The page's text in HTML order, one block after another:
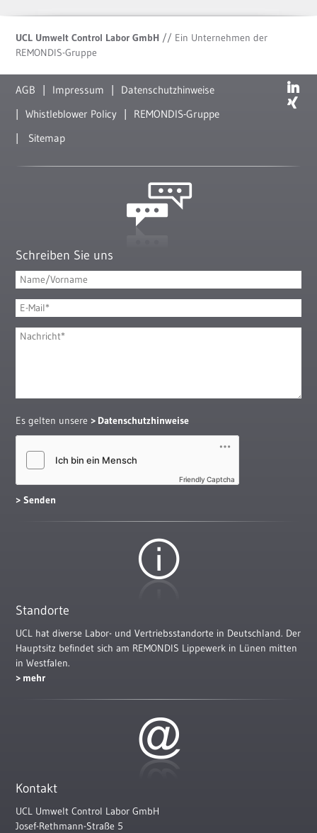
UCL Umwelt Control Labor GmbH // Ein Unternehmen der
REMONDIS-Gruppe
AGB Impressum
Datenschutzhinweise
Whistleblower Policy
REMONDIS-Gruppe
Sitemap
Schreiben Sie uns
Es gelten unsere Datenschutzhinweise
Friendly Captcha
Standorte
UCL hat diverse Labor- und Vertriebsstandorte in Deutschland. Der
Hauptsitz befindet sich am REMONDIS Lippewerk in Lünen mitten
in Westfalen.
mehr
Kontakt
UCL Umwelt Control Labor GmbH
Josef-Rethmann-Straße 5